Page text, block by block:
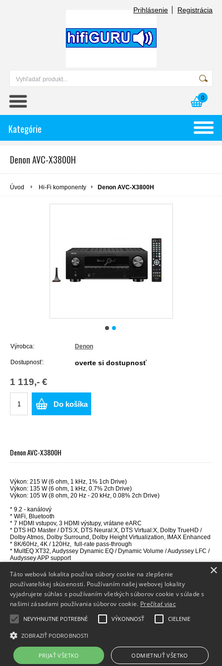
Prihlásenie Registrácia
0
Kategórie
Denon AVC-X3800H
Úvod Hi-Fi komponenty Denon AVC-X3800H
Výrobca: Denon
Dostupnosť: overte si dostupnosť
1 119,- €
Do košíka
Denon AVC-X3800H
Výkon: 215 W (6 ohm, 1 kHz, 1% 1ch Drive)
Výkon: 135 W (6 ohm, 1 kHz, 0.7% 2ch Drive)
Výkon: 105 W (8 ohm, 20 Hz - 20 kHz, 0.08% 2ch Drive)
* 9.2 - kanálový
* WiFi, Bluetooth
* 7 HDMI vstupov, 3 HDMI výstupy, vrátane eARC
* DTS HD Master / DTS:X, DTS Neural:X, DTS Virtual:X, Dolby TrueHD /
Dolby Atmos, Dolby Surround, Dolby Height Virtualization, IMAX Enhanced
* 8K/60Hz, 4K / 120Hz, full-rate pass-through
* MultEQ XT32, Audyssey Dynamic EQ / Dynamic Volume / Audyssey LFC /
Audyssey APP support
Info
Dodanie tovaru
×
Táto webová lokalita používa súbory cookie na zlepšenie
používateľskej skúsenosti. Používaním našej webovej lokality
vyjadrujete súhlas s používaním všetkých súborov cookie v súlade s
našimi zásadami používania súborov cookie. Prečítať viac
NEVYHNUTNE POTREBNÉ VÝKONNOSŤ CIELENIE
ZOBRAZIŤ PODROBNOSTI
PRIJAŤ VŠETKO ODMIETNUŤ VŠETKO